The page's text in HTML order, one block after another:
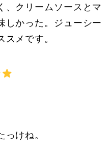
、クリームソースとマ
しかった。ジューシー
メです。
っけね。